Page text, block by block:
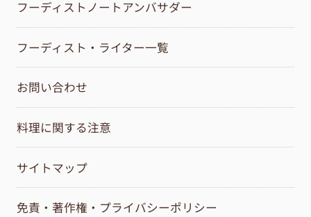
フーディストノートアンバサダー
フーディスト・ライター一覧
お問い合わせ
料理に関する注意
サイトマップ
免責・著作権・プライバシーポリシー